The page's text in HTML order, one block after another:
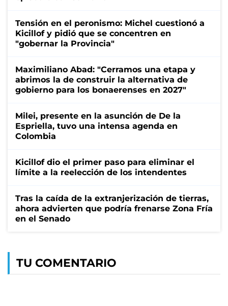
Tensión en el peronismo: Michel cuestionó a
Kicillof y pidió que se concentren en
"gobernar la Provincia"
Maximiliano Abad: "Cerramos una etapa y
abrimos la de construir la alternativa de
gobierno para los bonaerenses en 2027"
Milei, presente en la asunción de De la
Espriella, tuvo una intensa agenda en
Colombia
Kicillof dio el primer paso para eliminar el
límite a la reelección de los intendentes
Tras la caída de la extranjerización de tierras,
ahora advierten que podría frenarse Zona Fría
en el Senado
TU COMENTARIO